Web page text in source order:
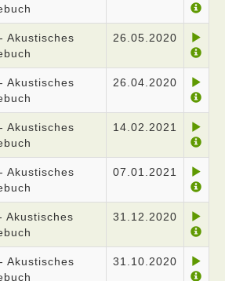
Akustisches
26.05.2020
Akustisches
26.04.2020
Akustisches
14.02.2021
Akustisches
07.01.2021
Akustisches
31.12.2020
Akustisches
31.10.2020